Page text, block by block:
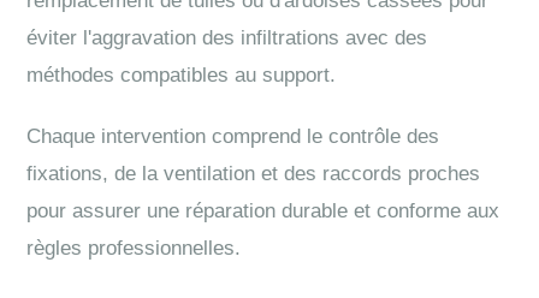
éviter l'aggravation des infiltrations avec des
méthodes compatibles au support.
Chaque intervention comprend le contrôle des
fixations, de la ventilation et des raccords proches
pour assurer une réparation durable et conforme aux
règles professionnelles.